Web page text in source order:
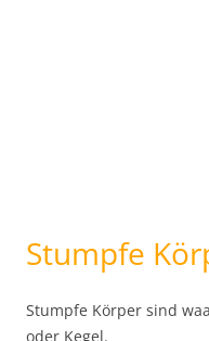
Stumpfe
Stumpfe Körper sind
oder Kegel.